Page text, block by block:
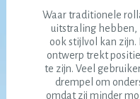
Waar traditionele
uitstraling
ook stijlvol kan zijn.
ontwerp trekt
te zijn. Veel
drempel om
omdat zij minder